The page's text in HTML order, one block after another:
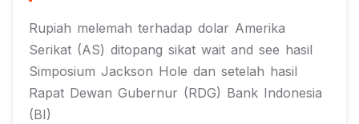
Rupiah melemah terhadap dolar Amerika
Serikat (AS) ditopang sikat wait and see hasil
Simposium Jackson Hole dan setelah hasil
Rapat Dewan Gubernur (RDG) Bank Indonesia
(BI)